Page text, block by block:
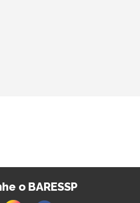
o BARESSP